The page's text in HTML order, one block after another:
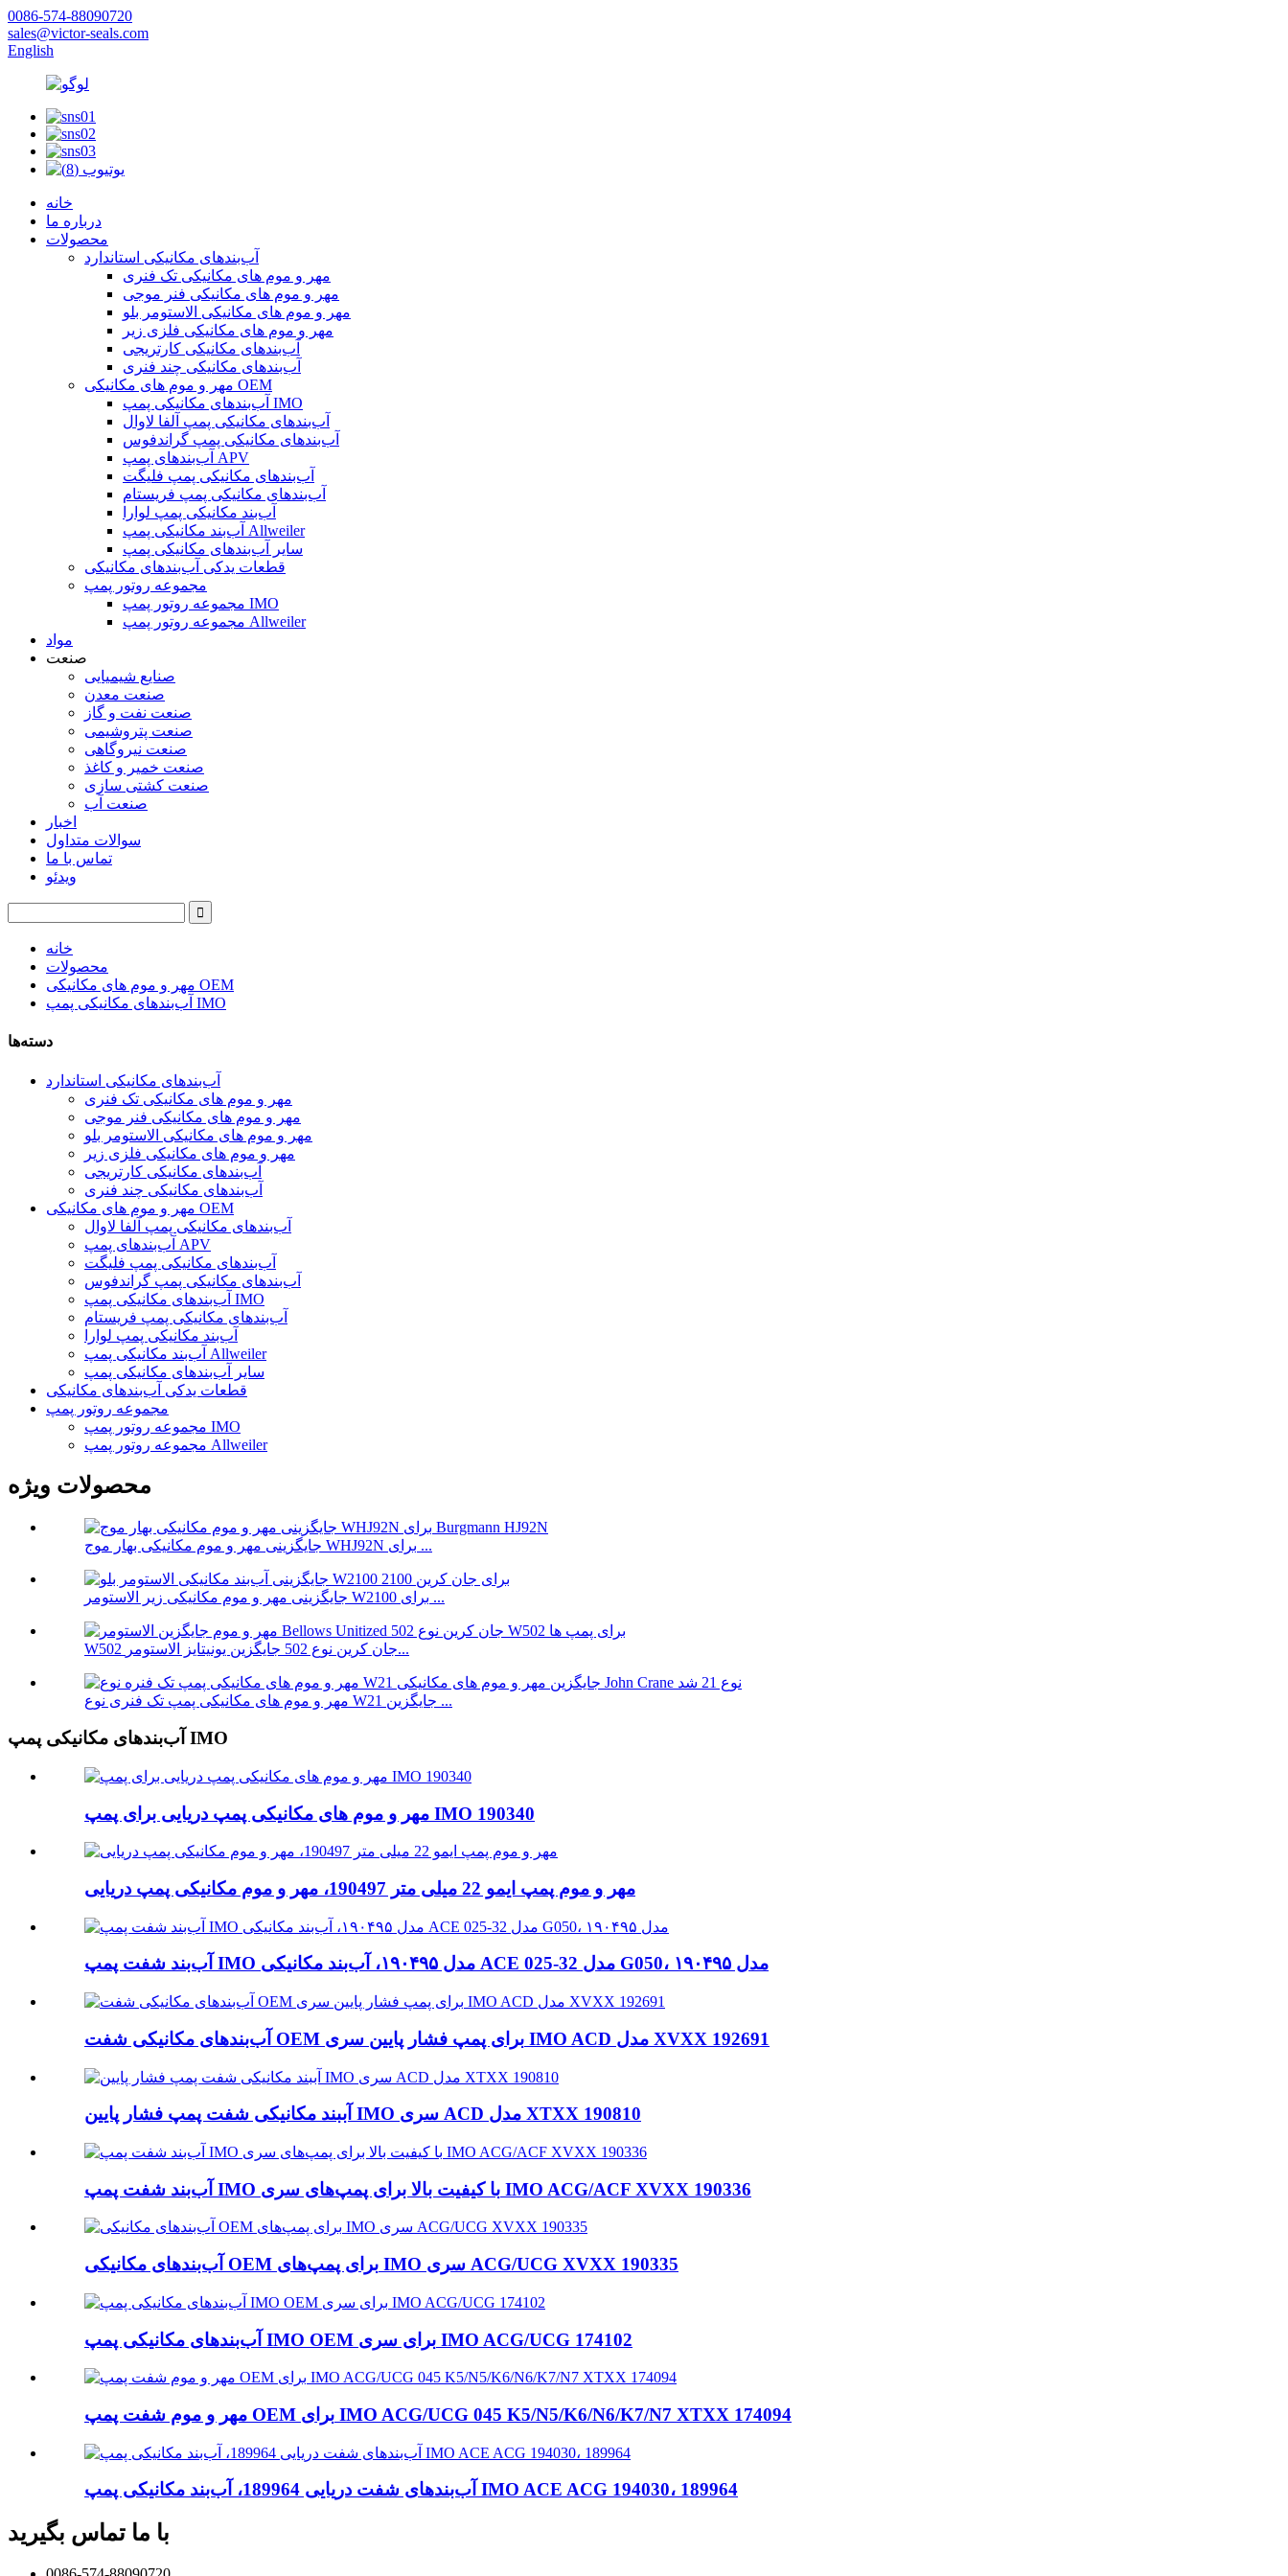
0086-574-88090720
sales@victor-seals.com
English
خانه
درباره ما
محصولات
آب‌بندهای مکانیکی استاندارد
مهر و موم های مکانیکی تک فنری
مهر و موم های مکانیکی فنر موجی
مهر و موم های مکانیکی الاستومر بلو
مهر و موم های مکانیکی فلزی زیر
آب‌بندهای مکانیکی کارتریجی
آب‌بندهای مکانیکی چند فنری
مهر و موم های مکانیکی OEM
آب‌بندهای مکانیکی پمپ IMO
آب‌بندهای مکانیکی پمپ آلفا لاوال
آب‌بندهای مکانیکی پمپ گراندفوس
آب‌بندهای پمپ APV
آب‌بندهای مکانیکی پمپ فلیگت
آب‌بندهای مکانیکی پمپ فریستام
آب‌بند مکانیکی پمپ لوارا
آب‌بند مکانیکی پمپ Allweiler
سایر آب‌بندهای مکانیکی پمپ
قطعات یدکی آب‌بندهای مکانیکی
مجموعه روتور پمپ
مجموعه روتور پمپ IMO
مجموعه روتور پمپ Allweiler
مواد
صنعت
صنایع شیمیایی
صنعت معدن
صنعت نفت و گاز
صنعت پتروشیمی
صنعت نیروگاهی
صنعت خمیر و کاغذ
صنعت کشتی سازی
صنعت آب
اخبار
سوالات متداول
تماس با ما
ویدئو
خانه
محصولات
مهر و موم های مکانیکی OEM
آب‌بندهای مکانیکی پمپ IMO
دسته‌ها
آب‌بندهای مکانیکی استاندارد
مهر و موم های مکانیکی تک فنری
مهر و موم های مکانیکی فنر موجی
مهر و موم های مکانیکی الاستومر بلو
مهر و موم های مکانیکی فلزی زیر
آب‌بندهای مکانیکی کارتریجی
آب‌بندهای مکانیکی چند فنری
مهر و موم های مکانیکی OEM
آب‌بندهای مکانیکی پمپ آلفا لاوال
آب‌بندهای پمپ APV
آب‌بندهای مکانیکی پمپ فلیگت
آب‌بندهای مکانیکی پمپ گراندفوس
آب‌بندهای مکانیکی پمپ IMO
آب‌بندهای مکانیکی پمپ فریستام
آب‌بند مکانیکی پمپ لوارا
آب‌بند مکانیکی پمپ Allweiler
سایر آب‌بندهای مکانیکی پمپ
قطعات یدکی آب‌بندهای مکانیکی
مجموعه روتور پمپ
مجموعه روتور پمپ IMO
مجموعه روتور پمپ Allweiler
محصولات ویژه
جایگزینی مهر و موم مکانیکی بهار موج WHJ92N برای ...
جایگزینی مهر و موم مکانیکی زیر الاستومر W2100 برای ...
W502 جان کرین نوع 502 جایگزین یونیتایز الاستومر...
مهر و موم های مکانیکی پمپ تک فنری نوع W21 جایگزین ...
آب‌بندهای مکانیکی پمپ IMO
مهر و موم های مکانیکی پمپ دریایی برای پمپ IMO 190340
مهر و موم پمپ ایمو 22 میلی متر 190497، مهر و موم مکانیکی پمپ دریایی
آب‌بند شفت پمپ IMO مدل ۱۹۰۴۹۵، آب‌بند مکانیکی ACE 025-32 مدل G050، مدل ۱۹۰۴۹۵
آب‌بندهای مکانیکی شفت OEM برای پمپ فشار پایین سری IMO ACD مدل XVXX 192691
آببند مکانیکی شفت پمپ فشار پایین IMO سری ACD مدل XTXX 190810
آب‌بند شفت پمپ IMO با کیفیت بالا برای پمپ‌های سری IMO ACG/ACF XVXX 190336
آب‌بندهای مکانیکی OEM برای پمپ‌های IMO سری ACG/UCG XVXX 190335
آب‌بندهای مکانیکی پمپ IMO OEM برای سری IMO ACG/UCG 174102
مهر و موم شفت پمپ OEM برای IMO ACG/UCG 045 K5/N5/K6/N6/K7/N7 XTXX 174094
آب‌بندهای شفت دریایی 189964، آب‌بند مکانیکی پمپ IMO ACE ACG 194030، 189964
با ما تماس بگیرید